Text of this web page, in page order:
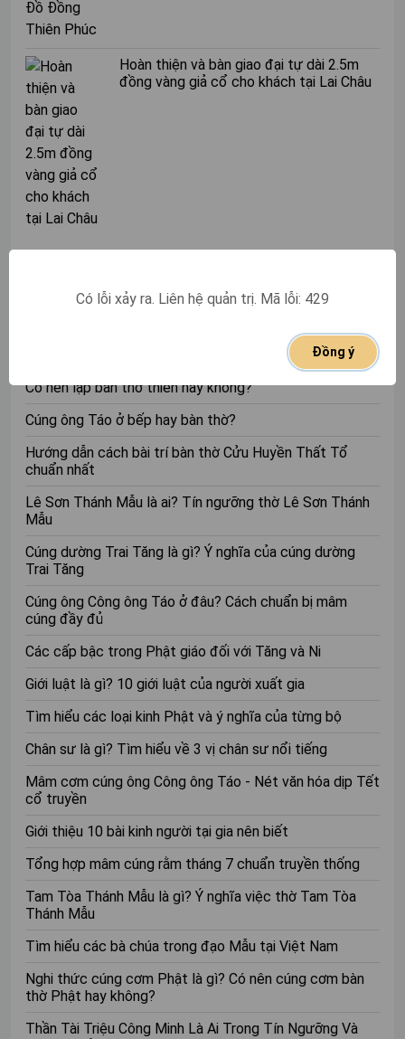
hy vọng.
Hàng ngày:
Nếu có thể, hãy dành một ít thời gian mỗi
ngày để tụng kinh. Việc làm này sẽ giúp bạn luôn giữ
được tâm hồn thanh tịnh và tích cực.
Ngoài ra, bạn cũng có thể lựa chọn tụng kinh vào các
thời điểm sau:
Sáng sớm:
là điều kiện lý tưởng để tụng kinh.
5 bài kinh cầu tài lộc may mắn linh
nghiệm nhất
Việc chọn một bài kinh phù hợp để tụng niệm là điều rất
quan trọng. Dưới đây là 5 bài kinh được nhiều người tin
tưởng và thường xuyên tụng niệm để cầu tài lộc, may
mắn:
Công dụng:
lộc, mang lại sự an lạc cho tâm hồn.
Ưu điểm:Kinh văn ngắn gọn, dễ nhớ và tụng niệm.
Phần cần chú ý: Tụng kinh Dược Sư chú trọng vào
Kinh Lăng Nghiêm
Công dụng:Đây là một trong những bộ kinh dài và
sâu sắc của Phật giáo, chứa đựng nhiều thần chú
tài lộc.
Ưu điểm:Kinh có nhiều tầng ý nghĩa, giúp tăng trí
tuệ và mang lại nhiều lợi ích khác.
phức tạp, nên tìm hiểu kỹ trước khi tụng.
Kinh Kim Cang
Công dụng:Kinh Kim Cang giúp tăng trí tuệ, mang
Hoàn thiện và bàn giao đại tự dài 2.5m
đồng vàng giả cổ cho khách tại Lai Châu
Cúng ông Táo trên ban thờ hay dưới bếp là chuẩn nhất?
Có nên lập bàn thờ thiên hay không?
Cúng ông Táo ở bếp hay bàn thờ?
Hướng dẫn cách bài trí bàn thờ Cửu Huyền Thất Tổ
chuẩn nhất
Lê Sơn Thánh Mẫu là ai? Tín ngưỡng thờ Lê Sơn Thánh
Mẫu
Cúng dường Trai Tăng là gì? Ý nghĩa của cúng dường
Trai Tăng
Cúng ông Công ông Táo ở đâu? Cách chuẩn bị mâm
cúng đầy đủ
Các cấp bậc trong Phật giáo đối với Tăng và Ni
Giới luật là gì? 10 giới luật của người xuất gia
Tìm hiểu các loại kinh Phật và ý nghĩa của từng bộ
Chân sư là gì? Tìm hiểu về 3 vị chân sư nổi tiếng
Mâm cơm cúng ông Công ông Táo - Nét văn hóa dịp Tết
cổ truyền
Giới thiệu 10 bài kinh người tại gia nên biết
Tổng hợp mâm cúng rằm tháng 7 chuẩn truyền thống
Tam Tòa Thánh Mẫu là gì? Ý nghĩa việc thờ Tam Tòa
Thánh Mẫu
Tìm hiểu các bà chúa trong đạo Mẫu tại Việt Nam
Nghi thức cúng cơm Phật là gì? Có nên cúng cơm bàn
thờ Phật hay không?
Thần Tài Triệu Công Minh Là Ai Trong Tín Ngưỡng Và
Có lỗi xảy ra. Liên hệ quản trị. Mã lỗi: 429
Đồng ý